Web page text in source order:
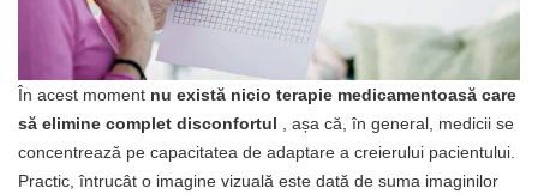
În acest moment nu există nicio terapie medicamentoasă care
să elimine complet disconfortul , așa că, în general, medicii se
concentrează pe capacitatea de adaptare a creierului pacientului.
Practic, întrucât o imagine vizuală este dată de suma imaginilor